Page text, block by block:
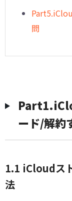
問
ード/解約
1.1 iCloudス
法